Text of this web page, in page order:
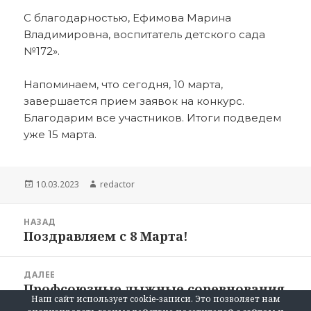
С благодарностью, Ефимова Марина
Владимировна, воспитатель детского сада
№172».
Напоминаем, что сегодня, 10 марта,
завершается прием заявок на конкурс.
Благодарим все участников. Итоги подведем
уже 15 марта.
Опубликовано
10.03.2023 Автор
redactor
записям
НАЗАД
Предыдущая
Поздравляем с 8 Марта!
ДАЛЕЕ
Следующая
запись:
Профсоюзные лыжные соревнования
вдохновляют и заряжают!
Наш сайт использует cookie-записи. Это позволяет нам